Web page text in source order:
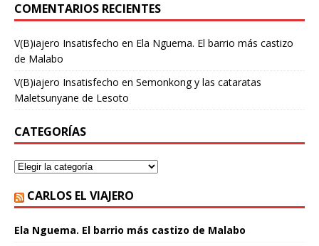
COMENTARIOS RECIENTES
V(B)iajero Insatisfecho en Ela Nguema. El barrio más castizo
de Malabo
V(B)iajero Insatisfecho en Semonkong y las cataratas
Maletsunyane de Lesoto
CATEGORÍAS
CARLOS EL VIAJERO
Ela Nguema. El barrio más castizo de Malabo